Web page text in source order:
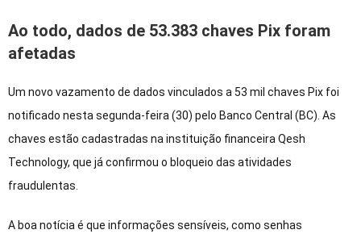
Ao todo, dados de 53.383 chaves Pix foram
afetadas
Um novo vazamento de dados vinculados a 53 mil chaves Pix foi
notificado nesta segunda-feira (30) pelo Banco Central (BC). As
chaves estão cadastradas na instituição financeira Qesh
Technology, que já confirmou o bloqueio das atividades
fraudulentas.
A boa notícia é que informações sensíveis, como senhas